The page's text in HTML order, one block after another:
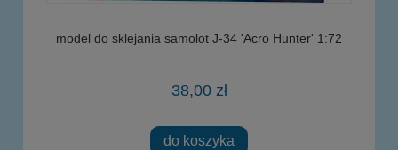
model do sklejania samolot J-34 'Acro Hunter' 1:72
38,00 zł
do koszyka